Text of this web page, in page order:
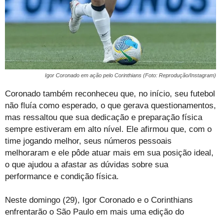
Igor Coronado em ação pelo Corinthians (Foto: Reprodução/Instagram)
Coronado também reconheceu que, no início, seu futebol
não fluía como esperado, o que gerava questionamentos,
mas ressaltou que sua dedicação e preparação física
sempre estiveram em alto nível. Ele afirmou que, com o
time jogando melhor, seus números pessoais
melhoraram e ele pôde atuar mais em sua posição ideal,
o que ajudou a afastar as dúvidas sobre sua
performance e condição física.
Neste domingo (29), Igor Coronado e o Corinthians
enfrentarão o São Paulo em mais uma edição do